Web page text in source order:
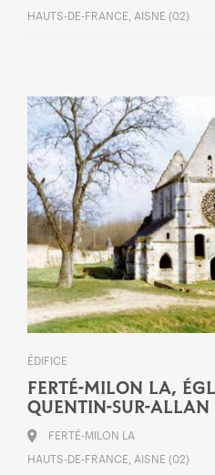
HAUTS-DE-FRANCE, AISNE (02)
ÉDIFICE
FERTÉ-MILON LA,
QUENTIN-SUR-ALLAN
FERTÉ-MILON LA
HAUTS-DE-FRANCE, AISNE (02)